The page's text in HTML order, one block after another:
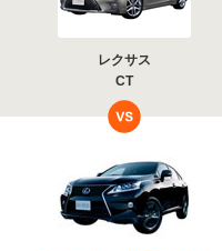
レクサス
CT